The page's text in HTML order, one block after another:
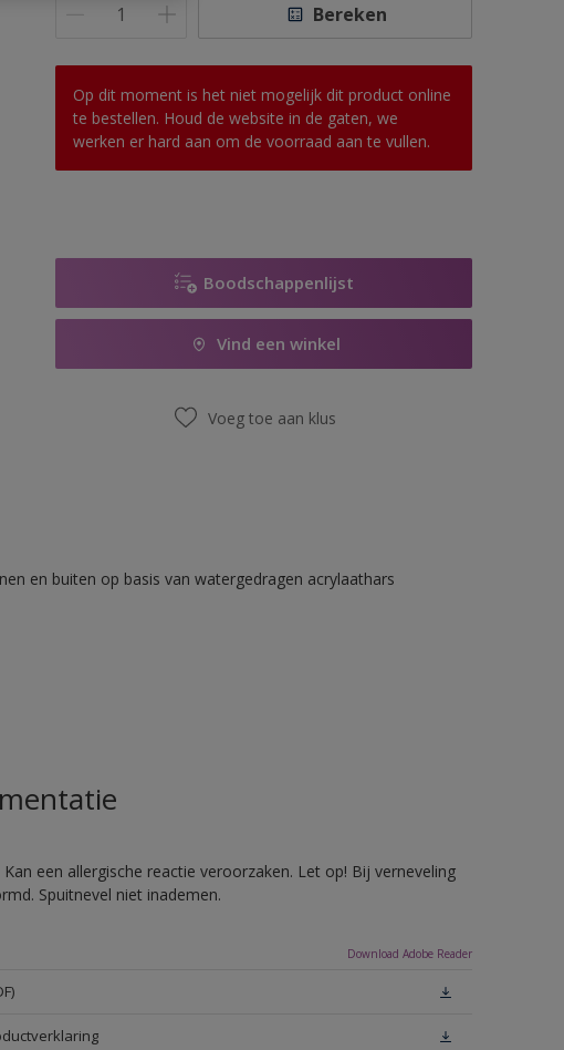
Bereken
Op dit moment is het niet mogelijk dit product online
te bestellen. Houd de website in de gaten, we
werken er hard aan om de voorraad aan te vullen.
Boodschappenlijst
Vind een winkel
Voeg toe aan klus
en buiten op basis van watergedragen acrylaathars
een allergische reactie veroorzaken. Let op! Bij verneveling
Spuitnevel niet inademen.
Download Adobe Reader